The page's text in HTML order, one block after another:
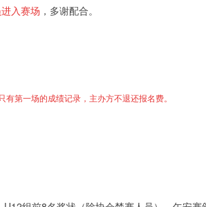
入赛场 ，多谢配合。
第一场的成绩记录，主办方不退还报名费。